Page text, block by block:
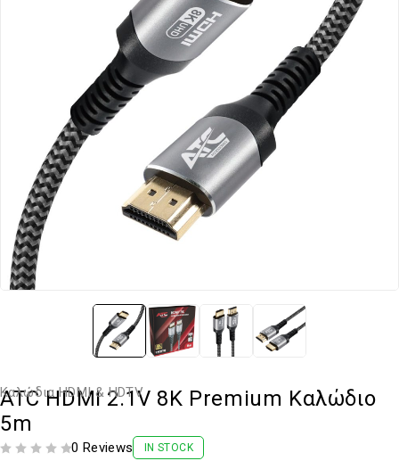
Καλώδια HDMI & HDTV
ATC HDMI 2.1V 8K Premium Καλώδιο
5m
0 Reviews IN STOCK